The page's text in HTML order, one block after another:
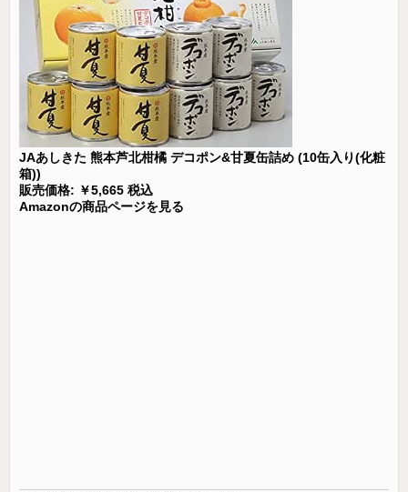
JAあしきた 熊本芦北柑橘 デコポン&甘夏缶詰め (10缶入り(化粧
箱))
販売価格: ￥5,665 税込
Amazonの商品ページを見る